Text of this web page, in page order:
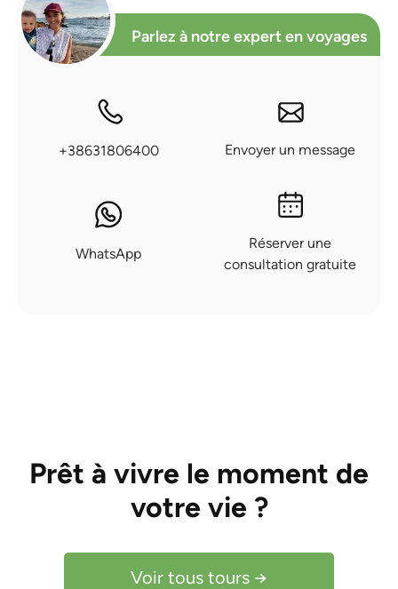
Parlez à notre expert en voyages
+38631806400 Envoyer un message
WhatsApp
Réserver une
consultation gratuite
Prêt à vivre le moment de
votre vie ?
Voir tous tours →